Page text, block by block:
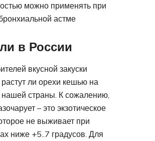
можно применять при
астме
в России
вкусной закуски
растут ли орехи кешью на
нашей страны. К сожалению,
– это экзотическое
не выживает при
ниже +5..7 градусов. Для